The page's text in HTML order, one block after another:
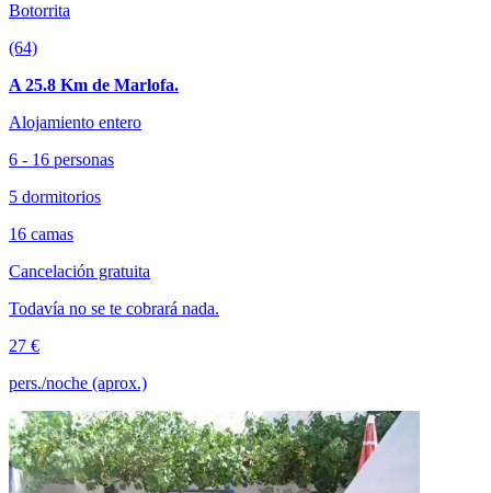
Botorrita
(64)
A 25.8 Km de Marlofa.
Alojamiento entero
6 - 16 personas
5 dormitorios
16 camas
Cancelación gratuita
Todavía no se te cobrará nada.
27 €
pers./noche (aprox.)